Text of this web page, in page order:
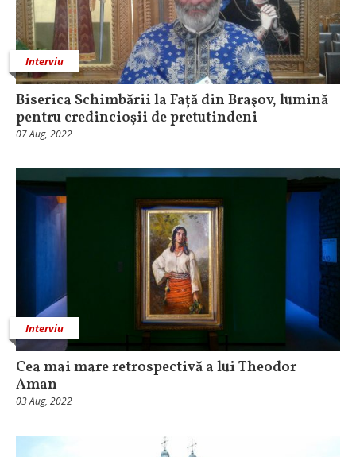
Interviu
Biserica Schimbării la Față din Braşov, lumină
pentru credincioşii de pretutindeni
07 Aug, 2022
Interviu
Cea mai mare retrospectivă a lui Theodor
Aman
03 Aug, 2022